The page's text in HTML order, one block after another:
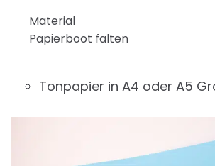
Material
Papierboot falten
Tonpapier in A4 oder A5